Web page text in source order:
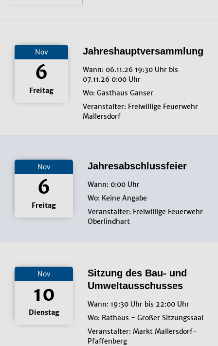
Nov
6
Freitag
Jahreshauptversammlung
Wann: 06.11.26 19:30 Uhr bis
07.11.26 0:00 Uhr
Wo: Gasthaus Ganser
Veranstalter: Freiwillige Feuerwehr
Mallersdorf
Nov
6
Freitag
Jahresabschlussfeier
Wann: 0:00 Uhr
Wo: Keine Angabe
Veranstalter: Freiwillige Feuerwehr
Oberlindhart
Nov
10
Dienstag
Sitzung des Bau- und
Umweltausschusses
Wann: 19:30 Uhr bis 22:00 Uhr
Wo: Rathaus - Großer Sitzungssaal
Veranstalter: Markt Mallersdorf-
Pfaffenberg